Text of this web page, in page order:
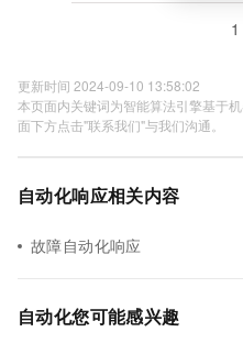
更新时间 2024-09-10 13:58:02
本页面内关键词为智能算法引擎基于
面下方点击"联系我们"与我们沟通。
自动化响应相关内容
故障自动化响应
自动化您可能感兴趣